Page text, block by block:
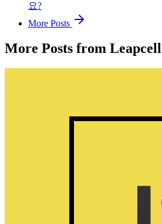
요?
More Posts
More Posts from Leapcell